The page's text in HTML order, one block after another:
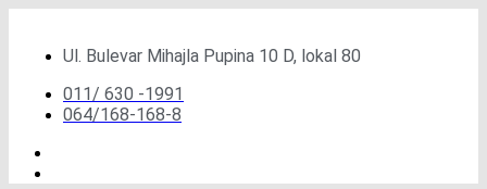
садржајUl. Bulevar Mihajla Pupina 10 D, lokal 80
011/ 630 -1991
064/168-168-8